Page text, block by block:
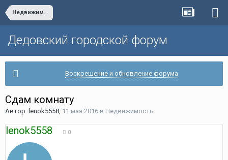
Недвижимость
Дедовский городской форум
Воскрешение и обновление форума
Сдам комнату
Автор: lenok5558, 11 мая 2016 в Недвижимость
lenok5558 0